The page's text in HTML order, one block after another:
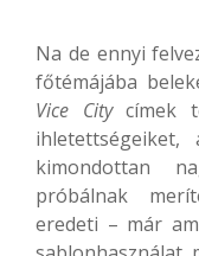
Na de ennyi
főtémájába
Vice Citycímek
kimondottan
próbálnak
eredeti – már